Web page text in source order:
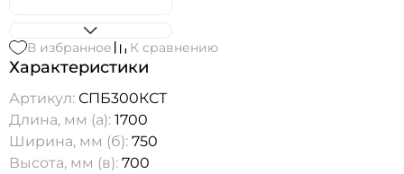
В избранное К сравнению
Характеристики
Артикул: СПБ300КСТ
Длина, мм (а): 1700
Ширина, мм (б): 750
Высота, мм (в): 700